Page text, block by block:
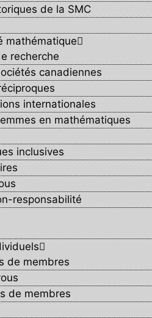
de la SMC
mathématique
recherche
canadiennes
internationales
en mathématiques
inclusives
responsabilité
de membres
de membres